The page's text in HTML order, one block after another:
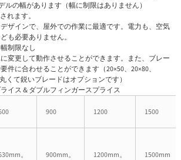
ルの幅があります（幅に制限はありません）
れます。
ザインで、屋外での作業に最適です。電力も、空気
も必要ありません。
制限なし
変更して動作させることができます。また、ブレー
件に合わせることができます（20×50、20×80、
くて鋭いブレードはオプションです）
イス＆ダブルフィンガースプライス
900 1200 1500
。 900mm。 1200mm。 1500mm